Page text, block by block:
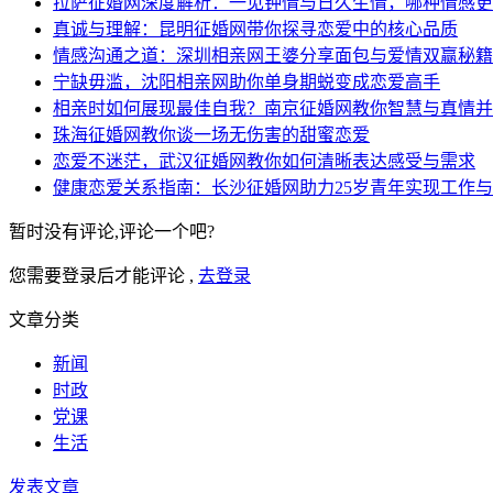
真诚与理解：昆明征婚网带你探寻恋爱中的核心品质
情感沟通之道：深圳相亲网王婆分享面包与爱情双赢秘籍
宁缺毋滥，沈阳相亲网助你单身期蜕变成恋爱高手
相亲时如何展现最佳自我？南京征婚网教你智慧与真情
珠海征婚网教你谈一场无伤害的甜蜜恋爱
恋爱不迷茫，武汉征婚网教你如何清晰表达感受与需求
健康恋爱关系指南：长沙征婚网助力25岁青年实现工作
暂时没有评论,评论一个吧?
您需要登录后才能评论 , 去登录
文章分类
新闻
时政
党课
生活
发表文章